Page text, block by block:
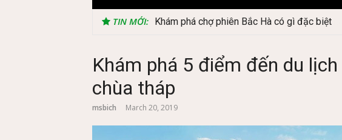
TIN MỚI: Khám phá chợ phiên Bắc Hà có gì đặc biệt
Khám phá 5 điểm đến du
chùa tháp
msbich March 20, 2019